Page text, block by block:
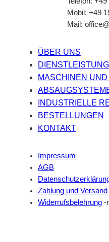
Mobil: +49
Mail:
ÜBER UNS
MASCHINEN
INDUSTRIELLE
BESTELLUNGEN
KONTAKT
Impressum
AGB
Zahlung und Versand
Widerrufsbelehrung-